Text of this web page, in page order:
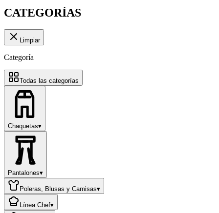
CATEGORÍAS
Limpiar
Categoría
Todas las categorías
Chaquetas▾
Pantalones▾
Poleras, Blusas y Camisas▾
Línea Chef▾